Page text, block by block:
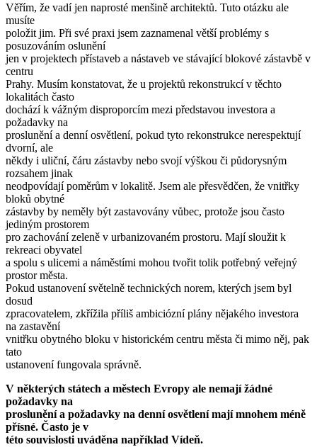
Věřím, že vadí jen naprosté menšině architektů. Tuto otázku ale
musíte
položit jim. Při své praxi jsem zaznamenal větší problémy s
posuzováním oslunění
jen v projektech přístaveb a nástaveb ve stávající blokové zástavbě v
centru
Prahy. Musím konstatovat, že u projektů rekonstrukcí v těchto
lokalitách často
dochází k vážným disproporcím mezi představou investora a
požadavky na
proslunění a denní osvětlení, pokud tyto rekonstrukce nerespektují
dvorní, ale
někdy i uliční, čáru zástavby nebo svojí výškou či půdorysným
rozsahem jinak
neodpovídají poměrům v lokalitě. Jsem ale přesvědčen, že vnitřky
bloků obytné
zástavby by neměly být zastavovány vůbec, protože jsou často
jediným prostorem
pro zachování zeleně v urbanizovaném prostoru. Mají sloužit k
rekreaci obyvatel
a spolu s ulicemi a náměstími mohou tvořit tolik potřebný veřejný
prostor města.
Pokud ustanovení světelně technických norem, kterých jsem byl
dosud
zpracovatelem, zkřížila příliš ambiciózní plány nějakého investora
na zastavění
vnitřku obytného bloku v historickém centru města či mimo něj, pak
tato
ustanovení fungovala správně.
V některých státech a městech Evropy ale nemají žádné
požadavky na
proslunění a požadavky na denní osvětlení mají mnohem méně
přísné. Často je v
této souvislosti uváděna například Vídeň.